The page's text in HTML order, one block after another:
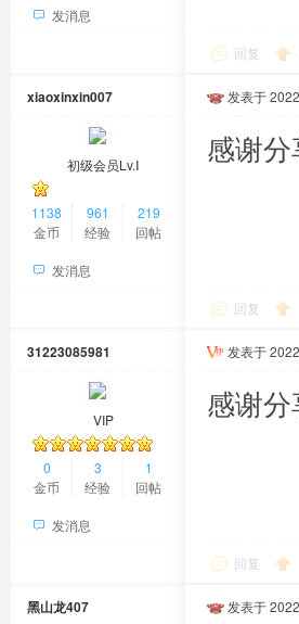
发消息
回复
xiaoxinxin007
初级会员Lv.Ⅰ
1138
金币
961
经验
219
回帖
发消息
发表于
感谢分
回复
31223085981
VIP
0
金币
3
经验
1
回帖
发消息
发表于
感谢分
回复
黑山龙407 发表于